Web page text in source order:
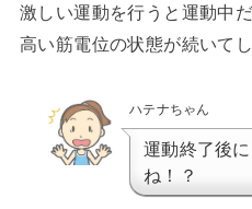
激しい運動を行うと運動中
高い筋電位の状態が続いて
ハテナちゃん
運動終了後
ね！？